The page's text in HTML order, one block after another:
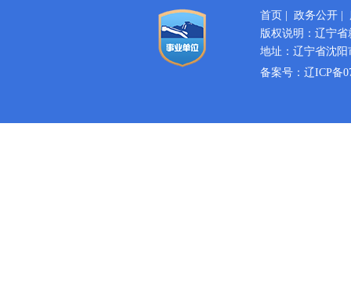
首页 政务公开|
版权说明：辽宁
地址：辽宁省沈
备案号： 辽ICP备